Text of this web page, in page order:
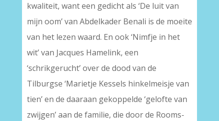
kwaliteit, want een gedicht als ‘De luit van
mijn oom’ van Abdelkader Benali is de moeite
van het lezen waard. En ook ‘Nimfje in het
wit’ van Jacques Hamelink, een
‘schrikgerucht’ over de dood van de
Tilburgse ‘Marietje Kessels hinkelmeisje van
tien’ en de daaraan gekoppelde ‘gelofte van
zwijgen’ aan de familie, die door de Rooms-